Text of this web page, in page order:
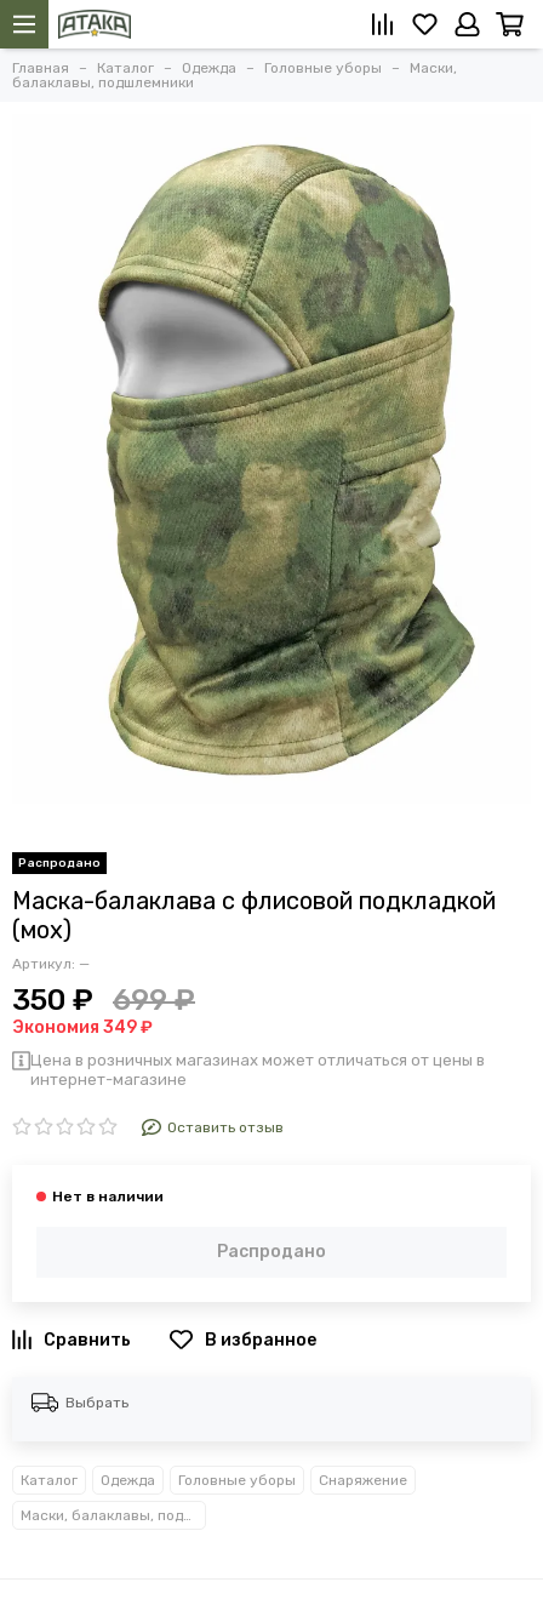
Главная Каталог Одежда Головные уборы
Маски,
балаклавы, подшлемники
Маска-балаклава с флисовой подкладкой
(мох)
Артикул: —
350 ₽ 699 ₽
Экономия 349 ₽
Цена в розничных магазинах может отличаться от цены в
интернет-магазине
Оставить отзыв
Распродано
В избранное
Выбрать
Каталог Одежда Головные уборы Снаряжение
Маски, балаклавы, подшлемники